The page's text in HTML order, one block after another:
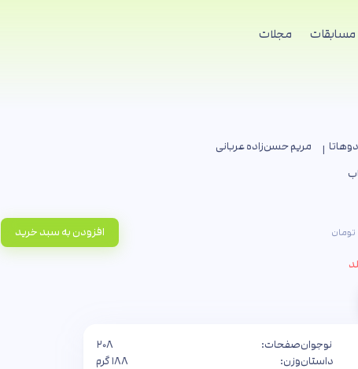
مسابقات مجلات
مریم حسن‌زاده عربانی
تومان افزودن به سبد خرید
نوجوان
داستان
صفحات:
۲۰۸
وزن:
۱۸۸ گرم